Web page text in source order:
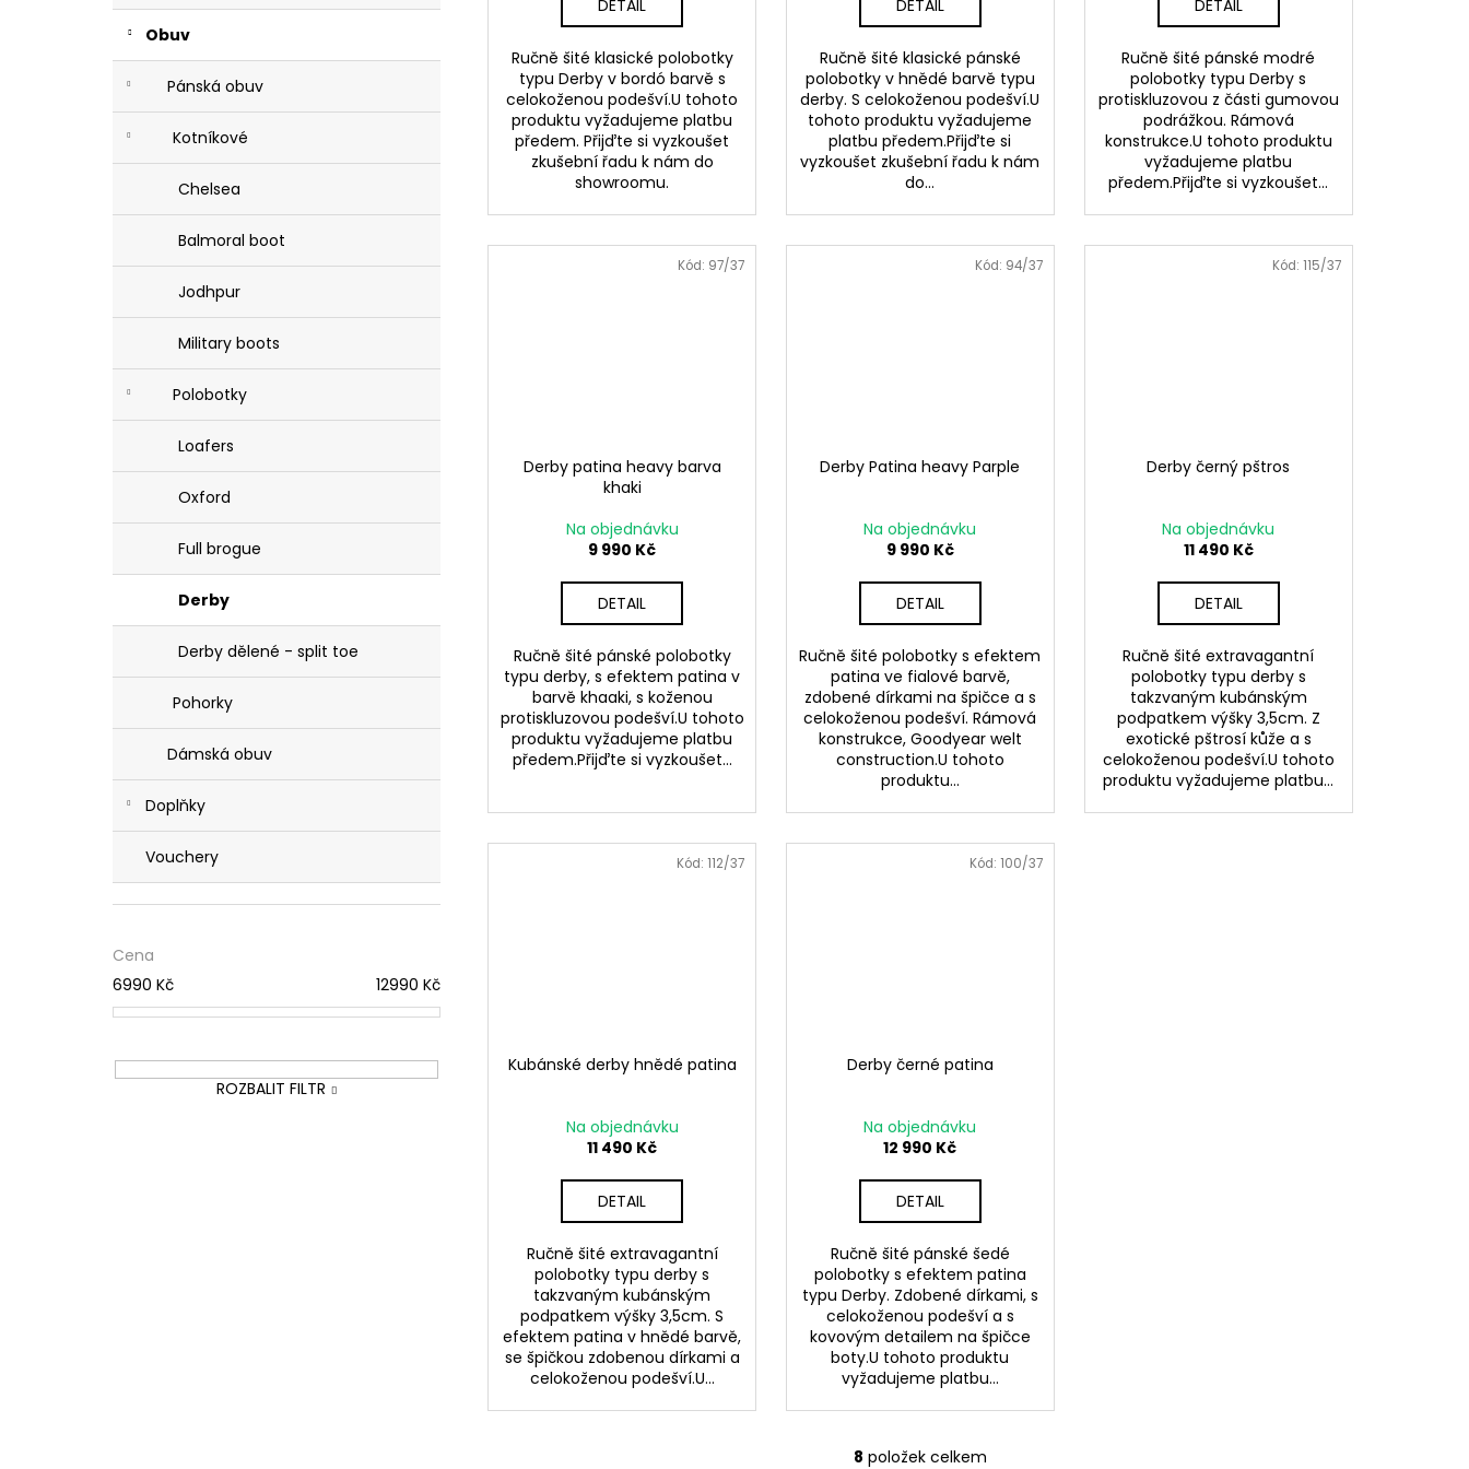
Obuv
Pánská obuv
Kotníkové
Chelsea
Balmoral boot
Jodhpur
Military boots
Polobotky
Loafers
Oxford
Full brogue
Derby
Derby dělené - split toe
Pohorky
Dámská obuv
Doplňky
Vouchery
Cena
6990 Kč 12990 Kč
ROZBALIT FILTR
DETAIL
Ručně šité klasické polobotky
typu Derby v bordó barvě s
celokoženou podešví.U tohoto
produktu vyžadujeme platbu
předem. Přijďte si vyzkoušet
zkušební řadu k nám do
showroomu.
DETAIL
Ručně šité klasické pánské
polobotky v hnědé barvě typu
derby. S celokoženou podešví.U
tohoto produktu vyžadujeme
platbu předem.Přijďte si
vyzkoušet zkušební řadu k nám
do...
DETAIL
Ručně šité pánské modré
polobotky typu Derby s
protiskluzovou z části gumovou
podrážkou. Rámová
konstrukce.U tohoto produktu
vyžadujeme platbu
předem.Přijďte si vyzkoušet...
Derby patina heavy barva
khaki
Na objednávku
9 990 Kč
DETAIL
Ručně šité pánské polobotky
typu derby, s efektem patina v
barvě khaaki, s koženou
protiskluzovou podešví.U tohoto
produktu vyžadujeme platbu
předem.Přijďte si vyzkoušet...
Kód: 97/37
Derby Patina heavy Parple
Na objednávku
9 990 Kč
DETAIL
Ručně šité polobotky s efektem
patina ve fialové barvě,
zdobené dírkami na špičce a s
celokoženou podešví. Rámová
konstrukce, Goodyear welt
construction.U tohoto
produktu...
Kód: 94/37
Derby černý pštros
Na objednávku
11 490 Kč
DETAIL
Ručně šité extravagantní
polobotky typu derby s
takzvaným kubánským
podpatkem výšky 3,5cm. Z
exotické pštrosí kůže a s
celokoženou podešví.U tohoto
produktu vyžadujeme platbu...
Kód: 115/37
Kubánské derby hnědé patina
Na objednávku
11 490 Kč
DETAIL
Ručně šité extravagantní
polobotky typu derby s
takzvaným kubánským
podpatkem výšky 3,5cm. S
efektem patina v hnědé barvě,
se špičkou zdobenou dírkami a
celokoženou podešví.U...
Kód:112/37
Derby černé patina
Na objednávku
12 990 Kč
DETAIL
Ručně šité pánské šedé
polobotky s efektem patina
typu Derby. Zdobené dírkami, s
celokoženou podešví a s
kovovým detailem na špičce
boty.U tohoto produktu
vyžadujeme platbu...
Kód: 100/37
8 položek celkem